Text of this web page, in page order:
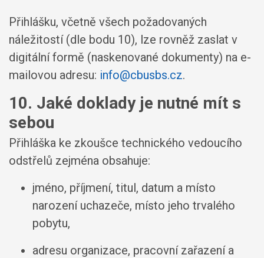
Přihlášku, včetně všech požadovaných
náležitostí (dle bodu 10), lze rovněž zaslat v
digitální formě (naskenované dokumenty) na e-
mailovou adresu: info@cbusbs.cz.
10. Jaké doklady je nutné mít s
sebou
Přihláška ke zkoušce technického vedoucího
odstřelů zejména obsahuje:
jméno, příjmení, titul, datum a místo
narození uchazeče, místo jeho trvalého
pobytu,
adresu organizace, pracovní zařazení a